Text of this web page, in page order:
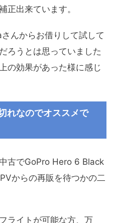
正出来ています。
んからお借りして試して
ろうとは思っていました
の効果があった様に感じ
れなのでオススメで
古でGoPro Hero 6 Black
からの再販を待つかの二
ライトが可能な方、万